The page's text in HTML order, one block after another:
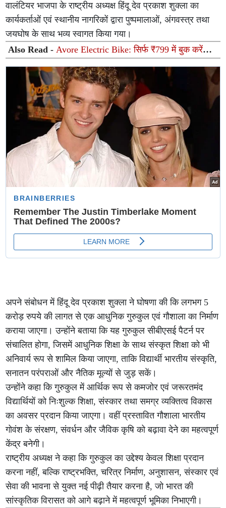
वालंटियर भाजपा के राष्ट्रीय अध्यक्ष हिंदू देव प्रकाश शुक्ला का
कार्यकर्ताओं एवं स्थानीय नागरिकों द्वारा पुष्पमालाओं, अंगवस्त्र तथा
जयघोष के साथ भव्य स्वागत किया गया।
Also Read -Avore Electric Bike: सिर्फ ₹799 में बुक करें
260 Km की धमाकेदार रेंज वाली इलेक्ट्रिक बाइक, Ola और
Ather की बढ़ी टेंशन
अपने संबोधन में हिंदू देव प्रकाश शुक्ला ने घोषणा की कि लगभग 5
करोड़ रुपये की लागत से एक आधुनिक गुरुकुल एवं गौशाला का निर्माण
कराया जाएगा। उन्होंने बताया कि यह गुरुकुल सीबीएसई पैटर्न पर
संचालित होगा, जिसमें आधुनिक शिक्षा के साथ संस्कृत शिक्षा को भी
अनिवार्य रूप से शामिल किया जाएगा, ताकि विद्यार्थी भारतीय संस्कृति,
सनातन परंपराओं और नैतिक मूल्यों से जुड़ सकें।
उन्होंने कहा कि गुरुकुल में आर्थिक रूप से कमजोर एवं जरूरतमंद
विद्यार्थियों को निःशुल्क शिक्षा, संस्कार तथा समग्र व्यक्तित्व विकास
का अवसर प्रदान किया जाएगा। वहीं प्रस्तावित गौशाला भारतीय
गोवंश के संरक्षण, संवर्धन और जैविक कृषि को बढ़ावा देने का महत्वपूर्ण
केंद्र बनेगी।
राष्ट्रीय अध्यक्ष ने कहा कि गुरुकुल का उद्देश्य केवल शिक्षा प्रदान
करना नहीं, बल्कि राष्ट्रभक्ति, चरित्र निर्माण, अनुशासन, संस्कार एवं
सेवा की भावना से युक्त नई पीढ़ी तैयार करना है, जो भारत की
सांस्कृतिक विरासत को आगे बढ़ाने में महत्वपूर्ण भूमिका निभाएगी।